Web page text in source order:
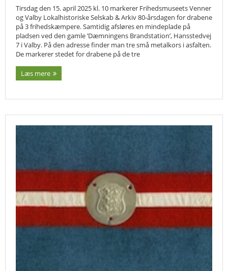
Tirsdag den 15. april 2025 kl. 10 markerer Frihedsmuseets Venner
og Valby Lokalhistoriske Selskab & Arkiv 80-årsdagen for drabene
på 3 frihedskæmpere. Samtidig afsløres en mindeplade på
pladsen ved den gamle ’Dæmningens Brandstation’, Hansstedvej
7 i Valby. På den adresse finder man tre små metalkors i asfalten.
De markerer stedet for drabene på de tre
Læs mere